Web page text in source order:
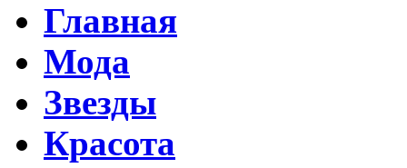
Главная
Мода
Звезды
Красота